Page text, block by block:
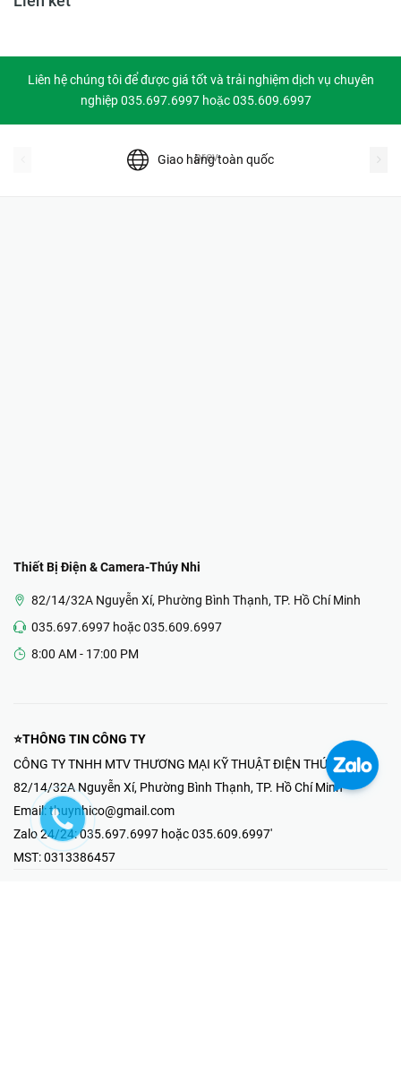
Liên hệ chúng tôi để được giá tốt và trải nghiệm dịch vụ chuyên
nghiệp 035.697.6997 hoặc 035.609.6997
Giao hàng toàn quốc
prev
Thiết Bị Điện & Camera-Thúy Nhi
82/14/32A Nguyễn Xí, Phường Bình Thạnh, TP. Hồ Chí Minh
035.697.6997 hoặc 035.609.6997
8:00 AM - 17:00 PM
⭐THÔNG TIN CÔNG TY
CÔNG TY TNHH MTV THƯƠNG MẠI KỸ THUẬT ĐIỆN THÚY NHI
82/14/32A Nguyễn Xí, Phường Bình Thạnh, TP. Hồ Chí Minh
Email: thuynhico@gmail.com
Zalo 24/24:035.697.6997 hoặc 035.609.6997'
MST:0313386457